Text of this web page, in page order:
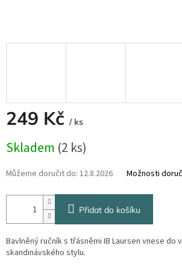
249 Kč / ks
cena:
Skladem (2 ks)
Můžeme doručit do: 12.8.2026 Možnosti
Přidat do košíku
Bavlněný ručník s třásněmi IB Laursen vnese do
skandinávského stylu.